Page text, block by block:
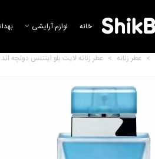
خانه لوازم آرایشی
> عطر زنانه > عطر زنانه لایت بلو اینتنس دولچه اند
عطر مردانه دولچه اند گابانا لایت
بلو پور هوم...
37,423,555 تومان